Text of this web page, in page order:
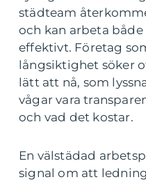
städteam
och kan arbeta
effektivt. Företag
långsiktighet söker
lätt att nå, som
vågar vara
och vad det kostar.
En välstädad
signal om att